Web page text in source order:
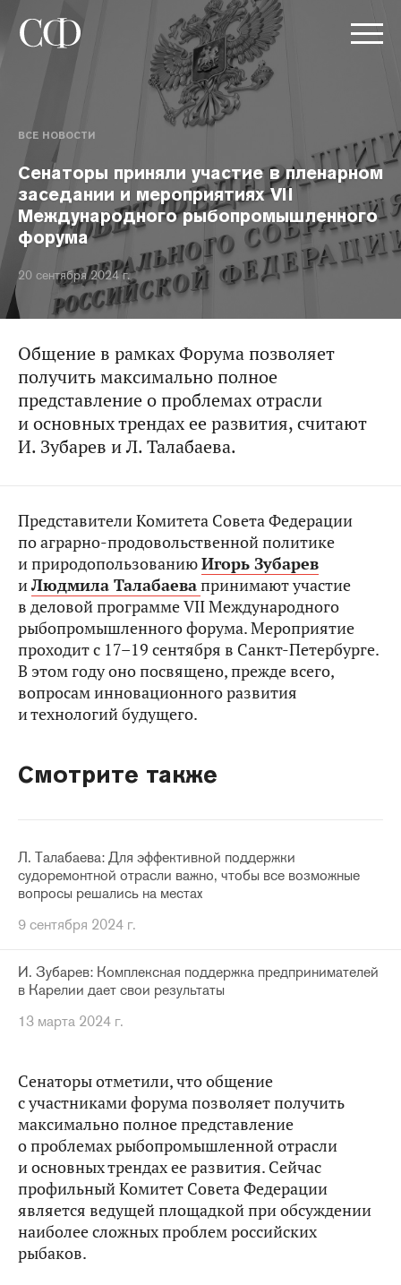
ВСЕ НОВОСТИ
Сенаторы приняли участие в пленарном
заседании и мероприятиях VII
Международного рыбопромышленного
форума
20 сентября 2024 г.
Общение в рамках Форума позволяет
получить максимально полное
представление о проблемах отрасли
и основных трендах ее развития, считают
И. Зубарев и Л. Талабаева.
Представители Комитета Совета Федерации
по аграрно-продовольственной политике
и природопользованиюИгорь Зубарев
иЛюдмила Талабаевапринимают участие
в деловой программе VII Международного
рыбопромышленного форума. Мероприятие
проходит с 17–19 сентября в Санкт-Петербурге.
В этом году оно посвящено, прежде всего,
вопросам инновационного развития
и технологий будущего.
Смотрите также
Л. Талабаева: Для эффективной поддержки
судоремонтной отрасли важно, чтобы все возможные
вопросы решались на местах
9 сентября 2024 г.
И. Зубарев: Комплексная поддержка предпринимателей
в Карелии дает свои результаты
13 марта 2024 г.
Сенаторы отметили, что общение
с участниками форума позволяет получить
максимально полное представление
о проблемах рыбопромышленной отрасли
и основных трендах ее развития. Сейчас
профильный Комитет Совета Федерации
является ведущей площадкой при обсуждении
наиболее сложных проблем российских
рыбаков.